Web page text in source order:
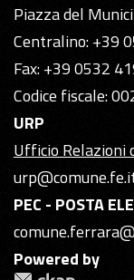
Piazza del
Centralino: +39
Fax: +39 0532
Codice fiscale:
URP
Ufficio Relazioni
PEC - POSTA
Powered by